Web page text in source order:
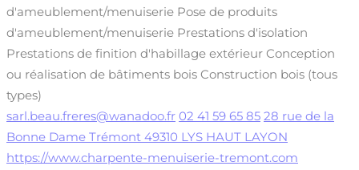
d'ameublement/menuiserie Pose de produits
d'ameublement/menuiserie Prestations d'isolation
Prestations de finition d'habillage extérieur Conception
ou réalisation de bâtiments bois Construction bois (tous
types)
sarl.beau.freres@wanadoo.fr 02 41 59 65 85 28 rue de la
Bonne Dame Trémont 49310 LYS HAUT LAYON
https://www.charpente-menuiserie-tremont.com